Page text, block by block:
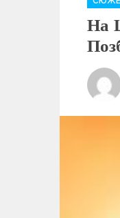
a
e
g
o
r
На